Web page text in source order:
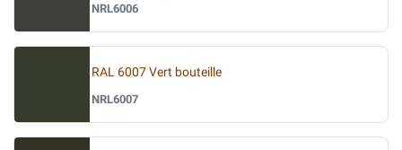
NRL6006
RAL 6007 Vert bouteille
NRL6007